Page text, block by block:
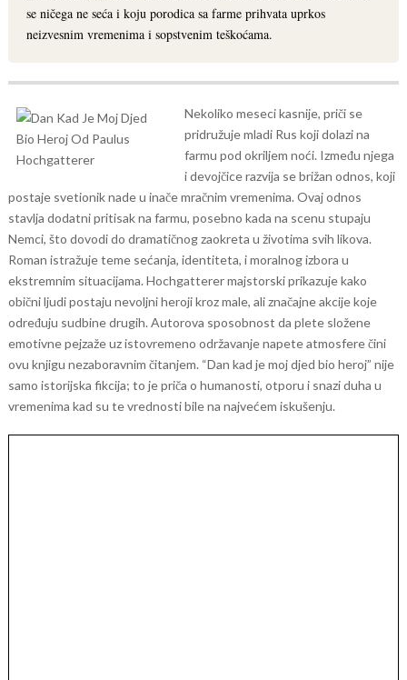
se ničega ne seća i koju porodica sa farme prihvata uprkos
neizvesnim vremenima i sopstvenim teškoćama.
Nekoliko meseci kasnije, priči se
pridružuje mladi Rus koji dolazi na
farmu pod okriljem noći. Između njega
i devojčice razvija se brižan odnos, koji
postaje svetionik nade u inače mračnim vremenima. Ovaj odnos
stavlja dodatni pritisak na farmu, posebno kada na scenu stupaju
Nemci, što dovodi do dramatičnog zaokreta u životima svih likova.
Roman istražuje teme sećanja, identiteta, i moralnog izbora u
ekstremnim situacijama. Hochgatterer majstorski prikazuje kako
obični ljudi postaju nevoljni heroji kroz male, ali značajne akcije koje
određuju sudbine drugih. Autorova sposobnost da plete složene
emotivne pejzaže uz istovremeno održavanje napete atmosfere čini
ovu knjigu nezaboravnim čitanjem. “Dan kad je moj djed bio heroj” nije
samo istorijska fikcija; to je priča o humanosti, otporu i snazi duha u
vremenima kad su te vrednosti bile na najvećem iskušenju.